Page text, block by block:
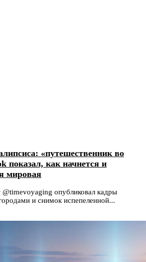
«путешественник во
показал, как начнется и
мировая
@timevoyaging опубликовал кадры
и снимок испепеленной...